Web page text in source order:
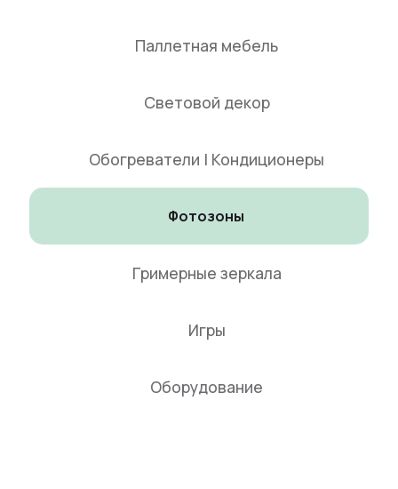
Паллетная мебель
Световой декор
Обогреватели | Кондиционеры
Фотозоны
Гримерные зеркала
Игры
Оборудование